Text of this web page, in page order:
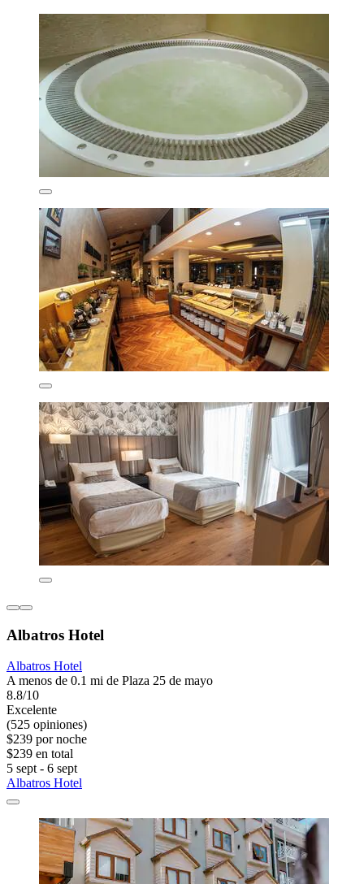
Albatros Hotel
Albatros Hotel
A menos de 0.1 mi de Plaza 25 de mayo
8.8/10
Excelente
(525 opiniones)
$239 por noche
$239 en total
5 sept - 6 sept
Albatros Hotel